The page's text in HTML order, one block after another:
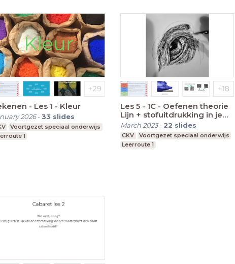
- Les 1 - Kleur
2026-33 slides
Voortgezet speciaal onderwijs
1
Les 5 - 1C - Oefenen theorie
Lijn + stofuitdrukking in je
illustratie
March 2023- 22 slides
CKV
Voortgezet speciaal onderwijs
Leerroute 1